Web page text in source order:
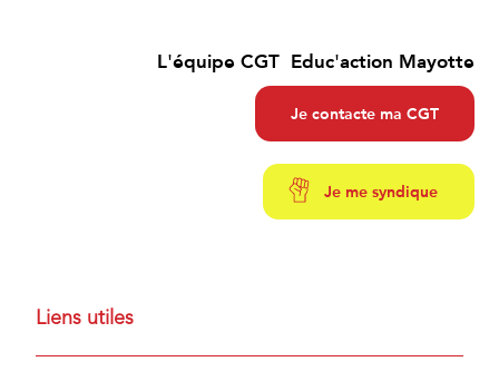
L'équipe CGT Educ'action Mayotte
Je contacte ma CGT
Je me syndique
Liens utiles